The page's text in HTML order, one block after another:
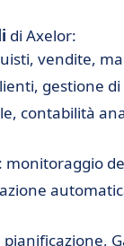
di Axelor:
vendite,
gestione
contabilità
: monitoraggio